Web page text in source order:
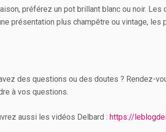
préférez un pot brillant blanc ou noir.
présentation plus champêtre ou vintage,
des questions ou des doutes ? Rendez-
à vos questions.
aussi les vidéos Delbard : https://